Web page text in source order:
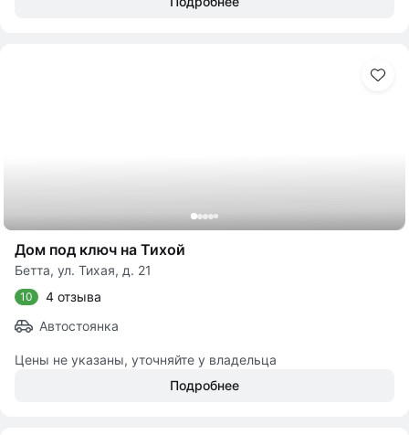
Дом под ключ на Тихой
Бетта, ул. Тихая, д. 21
10
4 отзыва
Автостоянка
Цены не указаны, уточняйте у владельца
Подробнее